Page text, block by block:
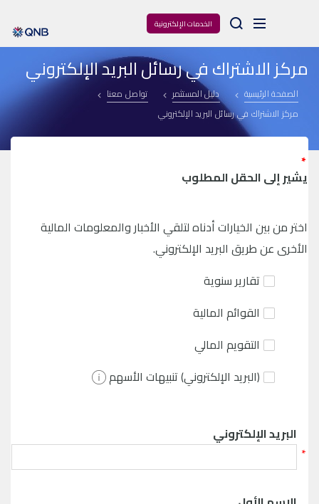
الخدمات الإلكترونية Arama
مركز الاشتراك في رسائل البريد الإلكتروني
الصفحة الرئيسية دليل المستثمر
تواصل معنا
مركز الاشتراك في رسائل البريد الإلكتروني